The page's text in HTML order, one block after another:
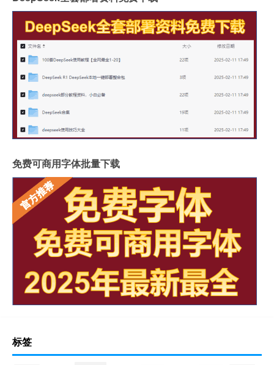
免费可商用字体批量下载
标签